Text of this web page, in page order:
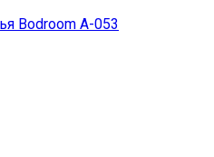
Bodroom A-053